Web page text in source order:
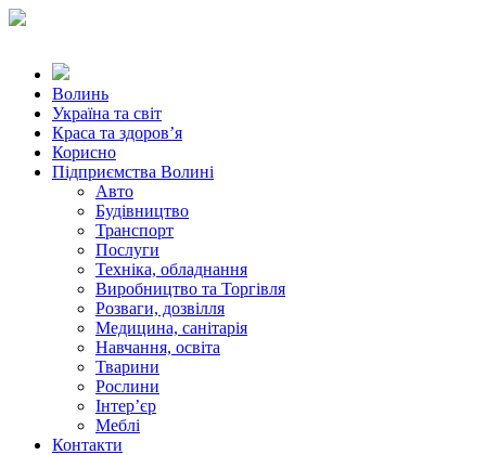
Волинь
Україна та світ
Краса та здоров’я
Корисно
Підприємства Волині
Авто
Будівництво
Транспорт
Послуги
Техніка, обладнання
Виробництво та Торгівля
Розваги, дозвілля
Медицина, санітарія
Навчання, освіта
Тварини
Рослини
Інтер’єр
Меблі
Контакти